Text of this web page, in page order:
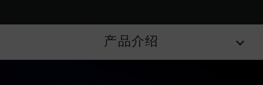
请确认您的主板与处理器支持对应的超频技术
（XMP 3.0 / EXPO），否则内存可能无法达到标
产品介绍